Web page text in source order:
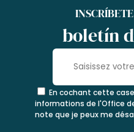
boletín
En cochant cette
informations de l'Office
note que je peux me